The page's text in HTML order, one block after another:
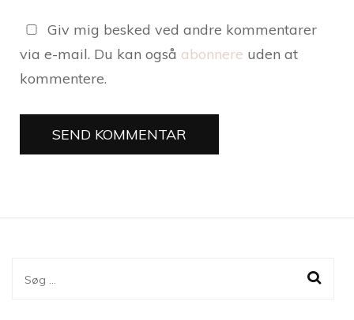
Giv mig besked ved andre kommentarer
via e-mail. Du kan også abonnere uden at
kommentere.
Søg